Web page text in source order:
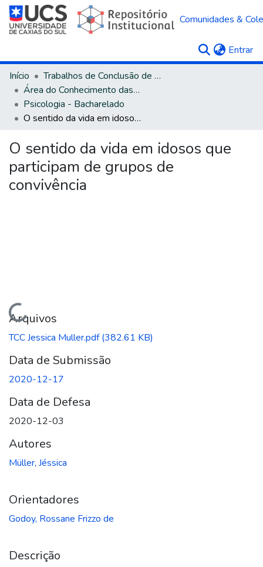
Comunidades &
Entrar
Início
Trabalhos de Conclusão de Curso
Área do Conhecimento das Ciências Humanas
Psicologia - Bacharelado
O sentido da vida em idosos que participam de grupos de convivência
O sentido da vida em idosos que
participam de grupos de
convivência
Carregando...
Arquivos
TCC Jessica Muller.pdf(382.61 KB)
Data de Submissão
2020-12-17
Data de Defesa
2020-12-03
Autores
Müller, Jéssica
Orientadores
Godoy, Rossane Frizzo de
Descrição